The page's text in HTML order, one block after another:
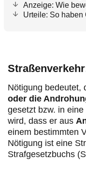
Anzeige: Wie
Urteile: So haben
Nötigung bedeutet,
oder die
gesetzt bzw. in eine
wird, dass er aus
einem bestimmten
Nötigung ist eine
Strafgesetzbuchs